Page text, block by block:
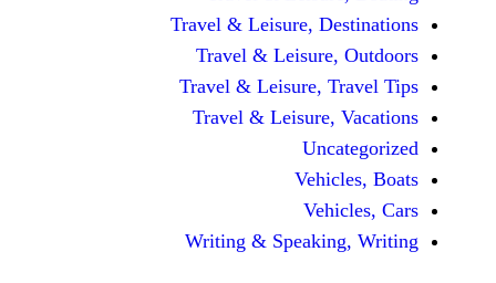
Travel & Leisure,
Travel &
Travel & Leisure,
Travel &
Writing &